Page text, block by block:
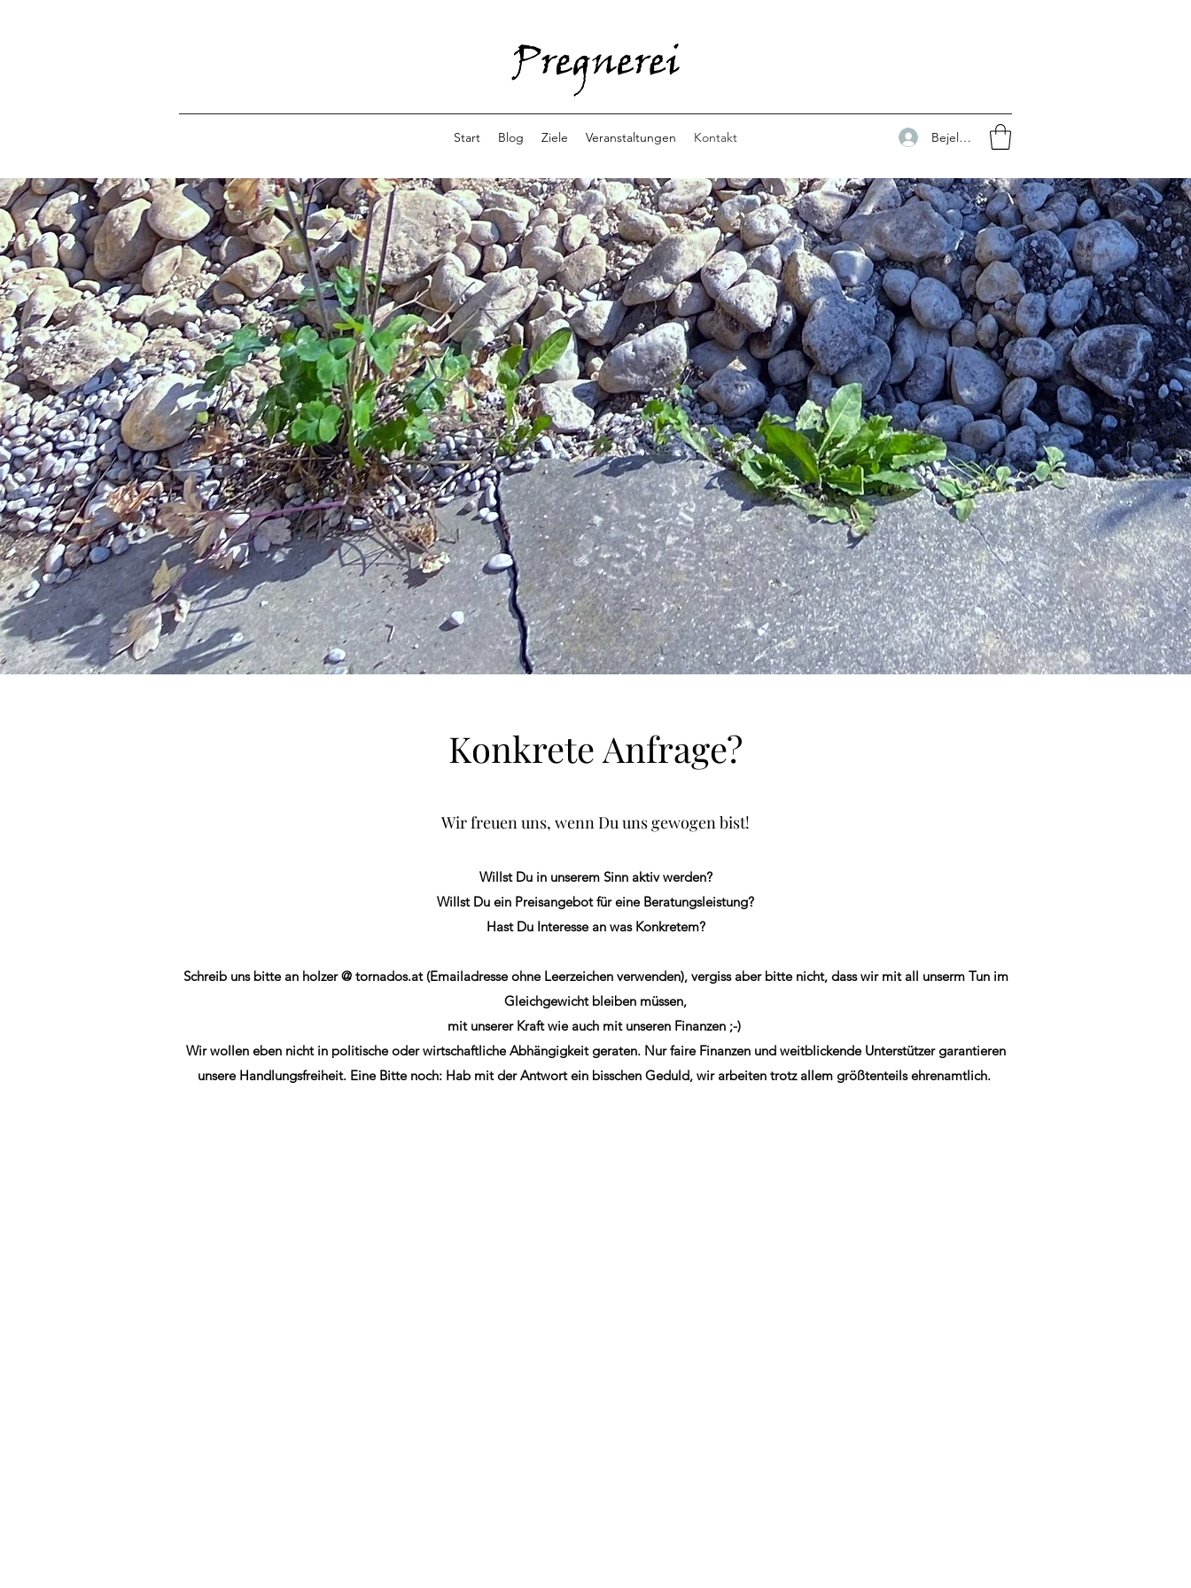
Start Blog Ziele Veranstaltungen Kontakt Bejelentkezés
Konkrete Anfrage?
Wir freuen uns, wenn Du uns gewogen bist!
Willst Du in unserem Sinn aktiv werden?
Willst Du ein Preisangebot für eine Beratungsleistung?
Hast Du Interesse an was Konkretem?
Schreib uns bitte an holzer @ tornados.at (Emailadresse ohne Leerzeichen verwenden), vergiss aber bitte nicht, dass wir mit all unserm Tun im
Gleichgewicht bleiben müssen,
mit unserer Kraft wie auch mit unseren Finanzen ;-)
Wir wollen eben nicht in politische oder wirtschaftliche Abhängigkeit geraten. Nur faire Finanzen und weitblickende Unterstützer garantieren
unsere Handlungsfreiheit. Eine Bitte noch: Hab mit der Antwort ein bisschen Geduld, wir arbeiten trotz allem größtenteils ehrenamtlich.